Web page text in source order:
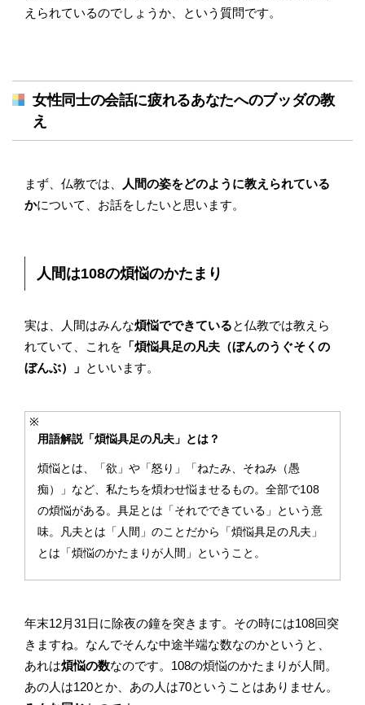
えられているのでしょうか、という質問です。
女性同士の会話に疲れるあなたへのブッダの教
え
まず、仏教では、
人間の姿をどのように教えられている
かについて、お話をしたいと思います。
人間は108の煩悩のかたまり
実は、人間はみんな煩悩でできていると仏教では教えら
れていて、これを 「煩悩具足の凡夫（ぼんのうぐそくの
ぼんぶ）」 といいます。
用語解説「煩悩具足の凡夫」とは？
煩悩とは、「欲」や「怒り」「ねたみ、そねみ（愚
痴）」など、私たちを煩わせ悩ませるもの。全部で108
の煩悩がある。具足とは「それでできている」という意
味。凡夫とは「人間」のことだから「煩悩具足の凡夫」
とは「煩悩のかたまりが人間」ということ。
年末12月31日に除夜の鐘を突きます。その時には108回突
きますね。なんでそんな中途半端な数なのかというと、
あれは煩悩の数なのです。108の煩悩のかたまりが人間。
あの人は120とか、あの人は70ということはありません。